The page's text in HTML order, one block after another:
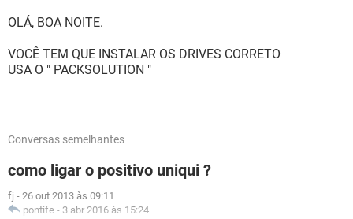
OLÁ, BOA NOITE.
VOCÊ TEM QUE INSTALAR OS DRIVES CORRETO
USA O " PACKSOLUTION "
Conversas semelhantes
como ligar o positivo uniqui ?
fj - 26 out 2013 às 09:11
pontife - 3 abr 2016 às 15:24